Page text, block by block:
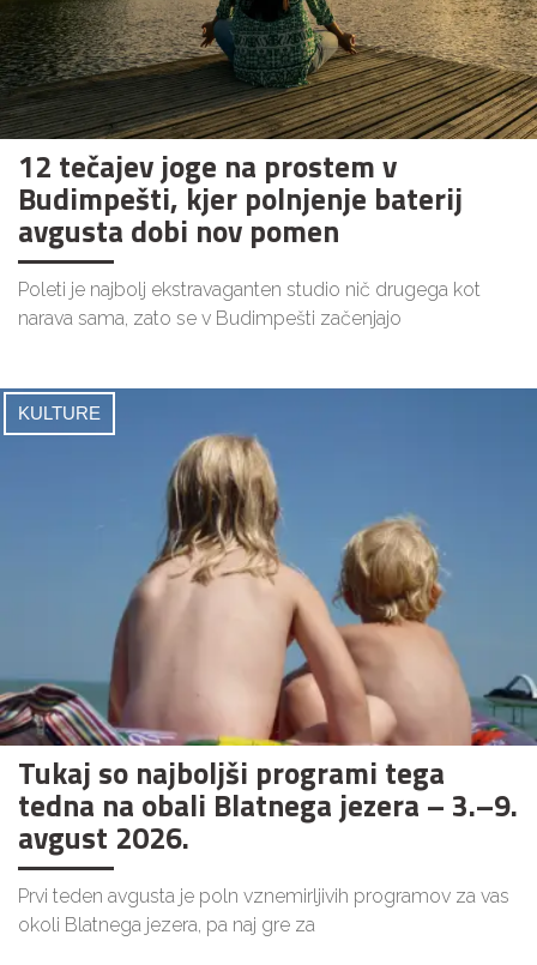
12 tečajev joge na prostem v
Budimpešti, kjer polnjenje baterij
avgusta dobi nov pomen
Poleti je najbolj ekstravaganten studio nič drugega kot
narava sama, zato se v Budimpešti začenjajo
KULTURE
Tukaj so najboljši programi tega
tedna na obali Blatnega jezera – 3.–9.
avgust 2026.
Prvi teden avgusta je poln vznemirljivih programov za vas
okoli Blatnega jezera, pa naj gre za